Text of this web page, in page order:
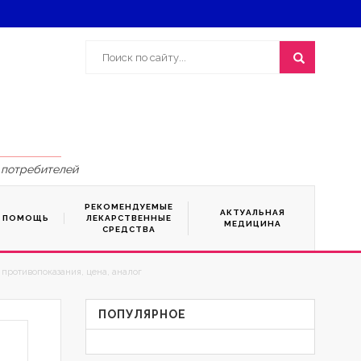
ПОМОЩЬ
РЕКОМЕНДУЕМЫЕ
ЛЕКАРСТВЕННЫЕ
СРЕДСТВА
АКТУАЛЬНАЯ
МЕДИЦИНА
цена, аналог
ПОПУЛЯРНОЕ